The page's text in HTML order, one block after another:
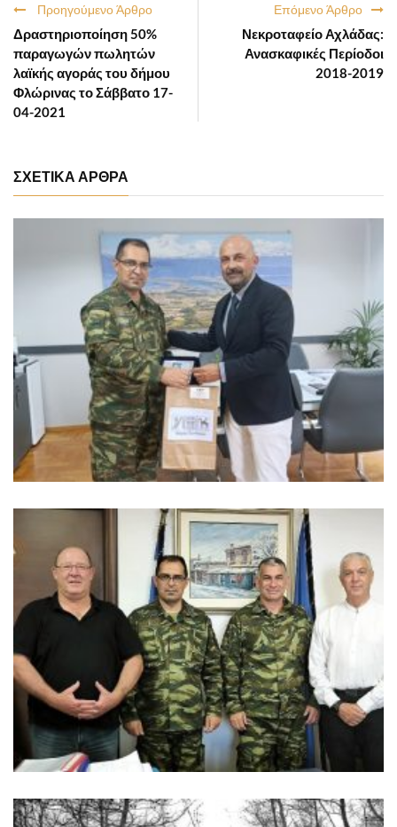
Επόμενο Άρθρο
Νεκροταφείο Αχλάδας:
Ανασκαφικές Περίοδοι
2018-2019
Προηγούμενο Άρθρο
Δραστηριοποίηση 50%
παραγωγών πωλητών
λαϊκής αγοράς του δήμου
Φλώρινας το Σάββατο 17-
04-2021
ΣΧΕΤΙΚΑ ΑΡΘΡΑ